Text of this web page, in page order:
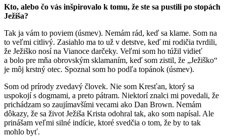
Kto, alebo čo vás inšpirovalo k tomu, že ste sa pustili po stopách
Ježiša?
Tak ja vám to poviem (úsmev). Nemám rád, keď sa klame. Som na
to veľmi citlivý. Zasiahlo ma to už v detstve, keď mi rodičia tvrdili,
že Ježiško nosí na Vianoce darčeky. Veľmi som ho túžil vidieť
a bolo pre mňa obrovským sklamaním, keď som zistil, že „Ježiško“
je môj krstný otec. Spoznal som ho podľa topánok (úsmev).
Som od prírody zvedavý človek. Nie som Kresťan, ktorý sa
uspokojí s dogmami, a preto pátram. Niektorí znalci mi povedali, že
prichádzam so zaujímavšími vecami ako Dan Brown. Nemám
dôkazy, že sa život Ježiša Krista odohral tak, ako som napísal. Ale
prinášam veľmi silné indície, ktoré svedčia o tom, že by to tak
mohlo byť.